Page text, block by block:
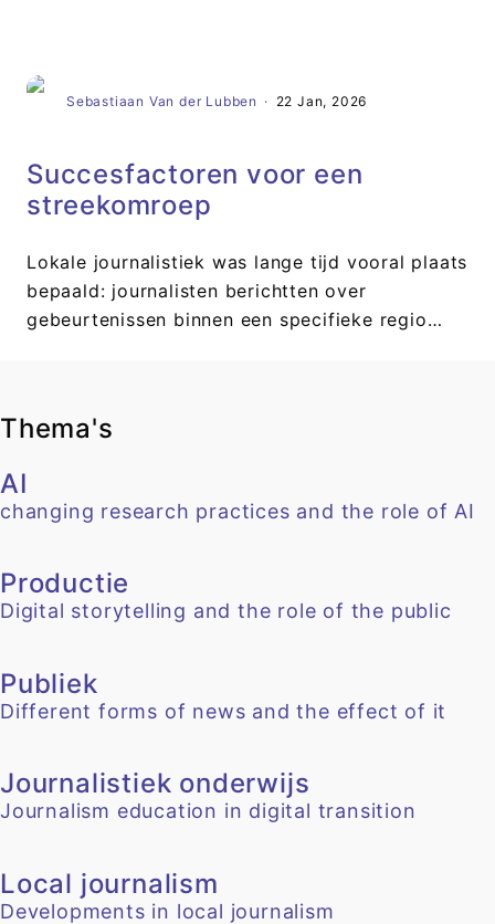
Sebastiaan Van der Lubben · 22 Jan, 2026
Succesfactoren voor een
streekomroep
Lokale journalistiek was lange tijd vooral plaats
bepaald: journalisten berichtten over
gebeurtenissen binnen een specifieke regio…
Thema's
AI
changing research practices and the role of AI
Productie
Digital storytelling and the role of the public
Publiek
Different forms of news and the effect of it
Journalistiek onderwijs
Journalism education in digital transition
Local journalism
Developments in local journalism